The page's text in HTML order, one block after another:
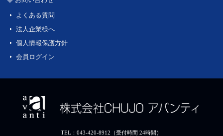
よくある質問
法人企業様へ
個人情報保護方針
会員ログイン
TEL：043-420-8912（受付時間 24時間）